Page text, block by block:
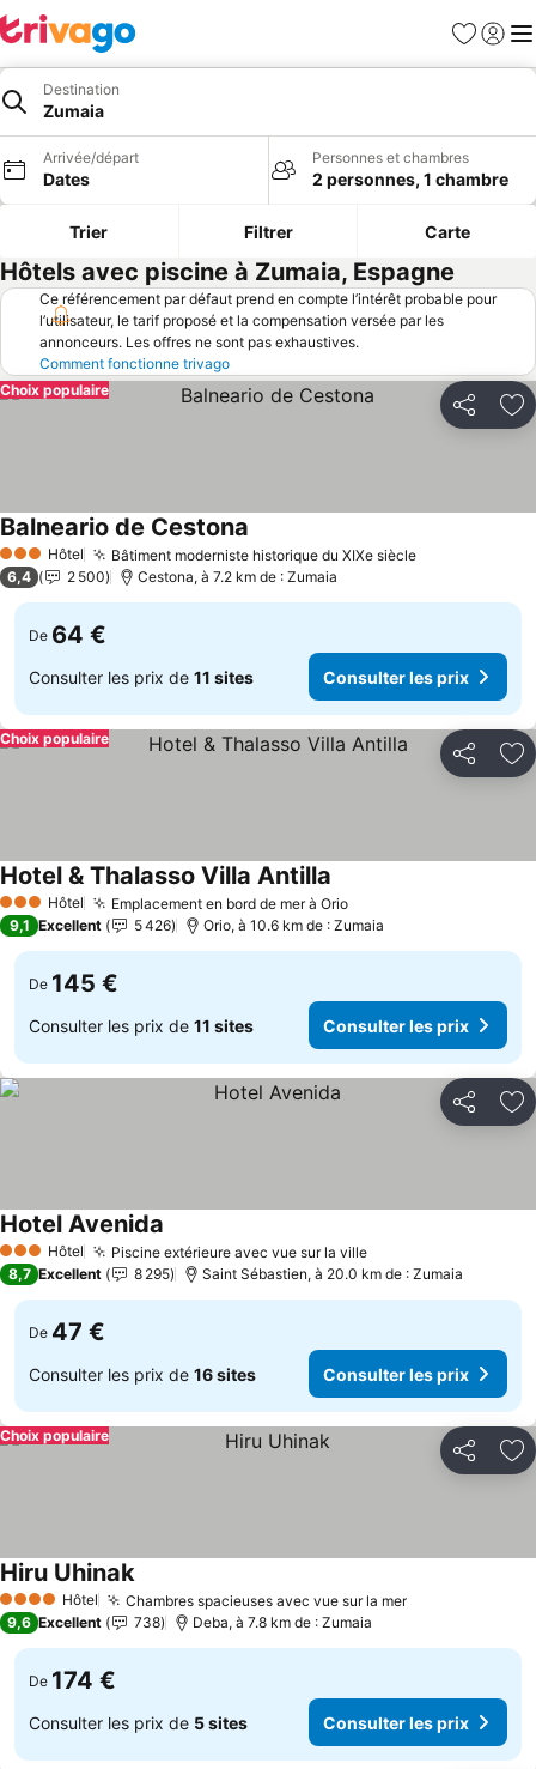
Favoris
Se
Destination
Zumaia
Arrivée/départ
Dates
Personnes et chambres
2 personnes, 1 chambre
Trier Filtrer Carte
Hôtels avec piscine à Zumaia, Espagne
Ce référencement par défaut prend en compte l’intérêt probable pour
l’utilisateur, le tarif proposé et la compensation versée par les
annonceurs. Les offres ne sont pas exhaustives.
Comment fonctionne trivago
Partager
Choix populaire
3 ÉtoilesHôtel Bâtiment moderniste historique du XIXe siècle
Balneario de Cestona
6,4 2 500 Cestona, à 7.2 km de : Zumaia
De 64 €
Consulter les prix de 11 sites Consulter les prix
Partager
Choix populaire
3 ÉtoilesHôtel Emplacement en bord de mer à Orio
Hotel & Thalasso Villa Antilla
9,1 Excellent 5 426 Orio, à 10.6 km de : Zumaia
De 145 €
Consulter les prix de 11 sites Consulter les prix
Partager
3 ÉtoilesHôtel Piscine extérieure avec vue sur la ville
Hotel Avenida
8,7 Excellent 8 295 Saint Sébastien, à 20.0 km de : Zumaia
De 47 €
Consulter les prix de 16 sites Consulter les prix
Partager
Choix populaire
4 Étoiles Hôtel Chambres spacieuses avec vue sur la mer
Hiru Uhinak
9,6 Excellent 738 Deba, à 7.8 km de : Zumaia
De 174 €
Consulter les prix de 5 sites Consulter les prix